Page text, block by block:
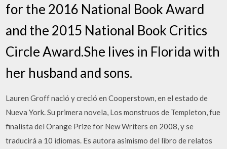
for the 2016 National Book Award
and the 2015 National Book Critics
Circle Award.She lives in Florida with
her husband and sons.
Lauren Groff nació y creció en Cooperstown, en el estado de
Nueva York. Su primera novela, Los monstruos de Templeton, fue
finalista del Orange Prize for New Writers en 2008, y se
traducirá a 10 idiomas. Es autora asimismo del libro de relatos